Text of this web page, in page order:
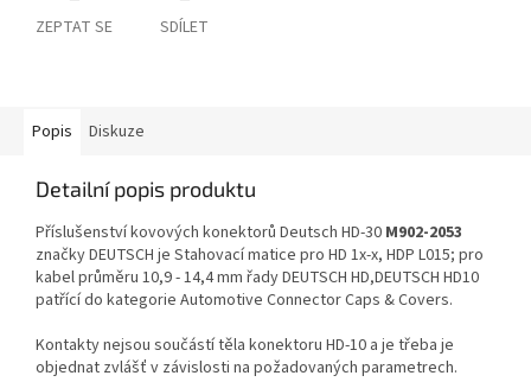
ZEPTAT SE SDÍLET
Popis Diskuze
Detailní popis produktu
Příslušenství kovových konektorů Deutsch HD-30 M902-2053
značky DEUTSCH je Stahovací matice pro HD 1x-x, HDP L015; pro
kabel průměru 10,9 - 14,4 mm řady DEUTSCH HD,DEUTSCH HD10
patřící do kategorie Automotive Connector Caps & Covers.
Kontakty nejsou součástí těla konektoru HD-10 a je třeba je
objednat zvlášť v závislosti na požadovaných parametrech.